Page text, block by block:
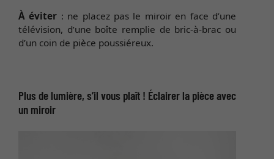
À éviter : ne placez pas le miroir en face d’une
télévision, d’une boîte remplie de bric-à-brac ou
d’un coin de pièce poussiéreux.
Plus de lumière, s’il vous plaît ! Éclairer la pièce avec
un miroir